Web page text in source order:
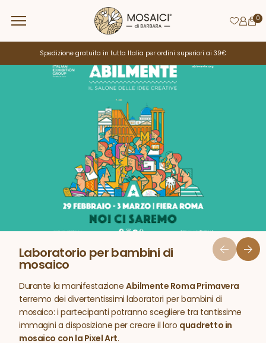
Spedizione gratuita in tutta Italia per ordini superiori ai 39€
Laboratorio per bambini di
mosaico
Durante la manifestazioneAbilmente Roma Primavera
terremo dei divertentissimi laboratori per bambini di
mosaico: i partecipanti potranno scegliere tra tantissime
immagini a disposizione per creare il loro quadretto in
mosaico con la Pixel Art.
0